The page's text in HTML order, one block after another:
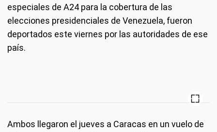
especiales de A24 para la cobertura de las
elecciones presidenciales de Venezuela, fueron
deportados este viernes por las autoridades de ese
país.
Ambos llegaron el jueves a Caracas en un vuelo de